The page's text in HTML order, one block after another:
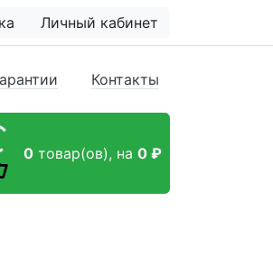
Личный кабинет
Контакты
0 товар(ов), на 0 ₽